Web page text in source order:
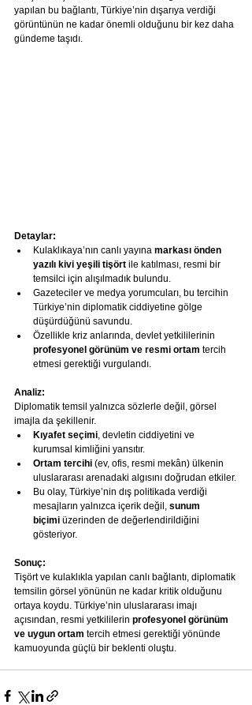
yapılan bu bağlantı, Türkiye’nin dışarıya verdiği
görüntünün ne kadar önemli olduğunu bir kez daha
gündeme taşıdı.
Detaylar:
Kulaklıkaya’nın canlı yayına markası önden
yazılı kivi yeşili tişört ile katılması, resmi bir
temsilci için alışılmadık bulundu.
Gazeteciler ve medya yorumcuları, bu tercihin
Türkiye’nin diplomatik ciddiyetine gölge
düşürdüğünü savundu.
Özellikle kriz anlarında, devlet yetkililerinin
profesyonel görünüm ve resmi ortam tercih
etmesi gerektiği vurgulandı.
Analiz:
Diplomatik temsil yalnızca sözlerle değil, görsel
imajla da şekillenir.
Kıyafet seçimi , devletin ciddiyetini ve
kurumsal kimliğini yansıtır.
Ortam tercihi (ev, ofis, resmi mekân) ülkenin
uluslararası arenadaki algısını doğrudan etkiler.
Bu olay, Türkiye’nin dış politikada verdiği
mesajların yalnızca içerik değil, sunum
biçimi üzerinden de değerlendirildiğini
gösteriyor.
Sonuç:
Tişört ve kulaklıkla yapılan canlı bağlantı, diplomatik
temsilin görsel yönünün ne kadar kritik olduğunu
ortaya koydu. Türkiye’nin uluslararası imajı
açısından, resmi yetkililerin profesyonel görünüm
ve uygun ortam tercih etmesi gerektiği yönünde
kamuoyunda güçlü bir beklenti oluştu.